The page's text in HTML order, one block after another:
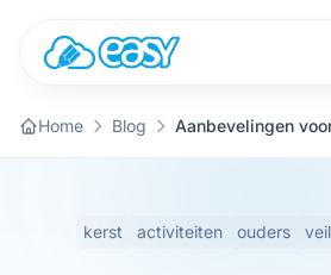
Home Blog
kerst activiteiten ouders